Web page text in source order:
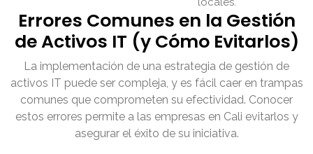
Errores Comunes en la Gestión
de Activos IT (y Cómo Evitarlos)
La implementación de una estrategia de gestión de
activos IT puede ser compleja, y es fácil caer en trampas
comunes que comprometen su efectividad. Conocer
estos errores permite a las empresas en Cali evitarlos y
asegurar el éxito de su iniciativa.